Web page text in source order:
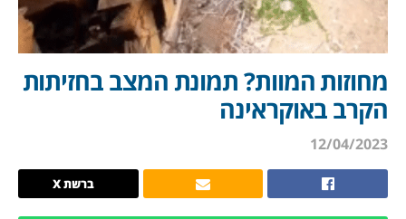
מחוזות המוות? תמונת המצב בחזיתות
הקרב באוקראינה
12/04/2023
ברשת X